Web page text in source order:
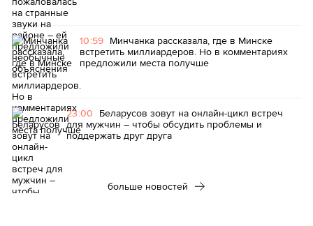
10:59 Минчанка рассказала, где в Минске
встретить миллиардеров. Но в комментариях
предложили места получше
23:00 Беларусов зовут на онлайн-цикл встреч
для мужчин – чтобы обсудить проблемы и
поддержать друг друга
больше новостей